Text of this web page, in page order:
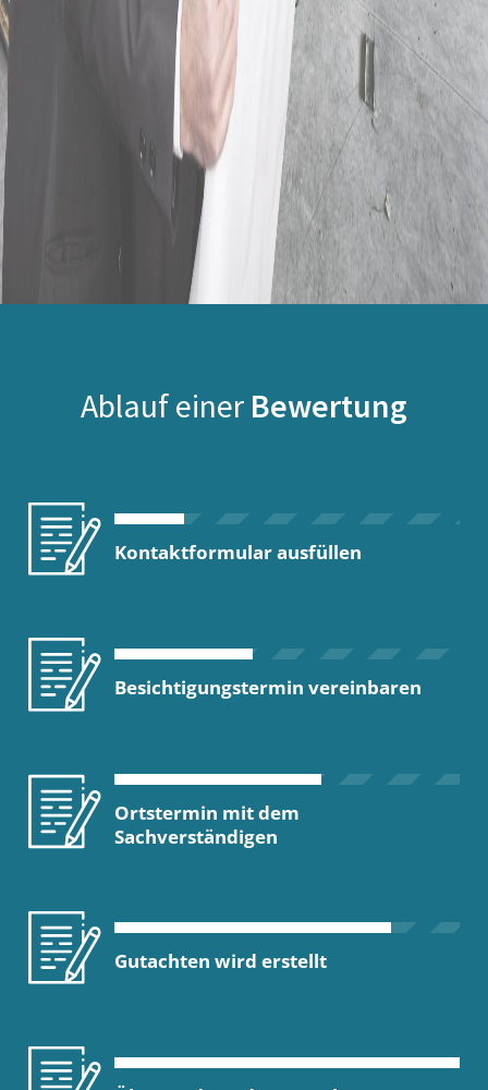
Ablauf einer Bewertung
Kontaktformular ausfüllen
Besichtigungstermin vereinbaren
Ortstermin mit dem
Sachverständigen
Gutachten wird erstellt